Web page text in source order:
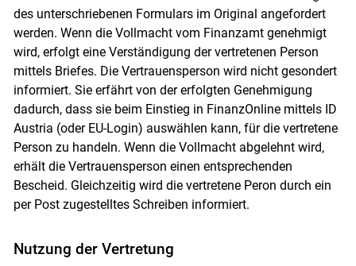
des unterschriebenen Formulars im Original angefordert
werden. Wenn die Vollmacht vom Finanzamt genehmigt
wird, erfolgt eine Verständigung der vertretenen Person
mittels Briefes. Die Vertrauensperson wird nicht gesondert
informiert. Sie erfährt von der erfolgten Genehmigung
dadurch, dass sie beim Einstieg in Finanz­Online mittels ID
Austria (oder EU-Login) auswählen kann, für die vertretene
Person zu handeln. Wenn die Vollmacht abgelehnt wird,
erhält die Vertrauensperson einen entsprechenden
Bescheid. Gleichzeitig wird die vertretene Peron durch ein
per Post zugestelltes Schreiben informiert.
Nutzung der Vertretung